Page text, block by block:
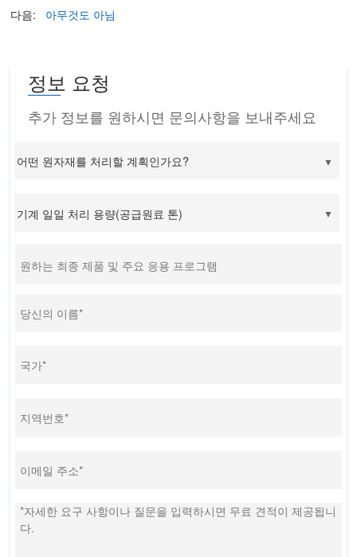
다음:
아무것도 아님
정보 요청
추가 정보를 원하시면 문의사항을 보내주세요